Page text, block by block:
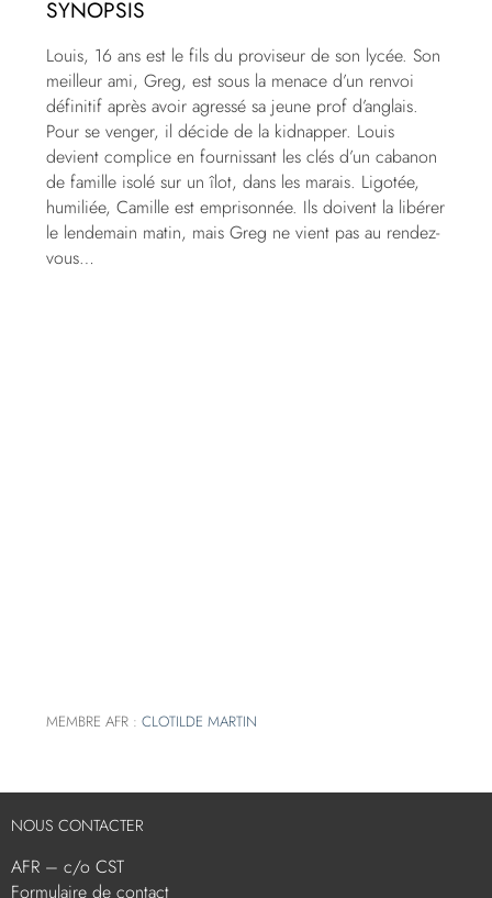
SYNOPSIS
Louis, 16 ans est le fils du proviseur de son lycée. Son
meilleur ami, Greg, est sous la menace d’un renvoi
définitif après avoir agressé sa jeune prof d’anglais.
Pour se venger, il décide de la kidnapper. Louis
devient complice en fournissant les clés d’un cabanon
de famille isolé sur un îlot, dans les marais. Ligotée,
humiliée, Camille est emprisonnée. Ils doivent la libérer
le lendemain matin, mais Greg ne vient pas au rendez-
vous…
MEMBRE AFR :CLOTILDE MARTIN
NOUS CONTACTER
AFR – c/o CST
Formulaire de contact